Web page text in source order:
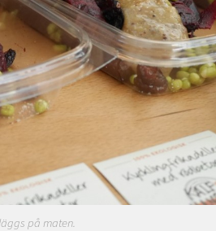
på maten.